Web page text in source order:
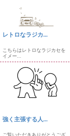
レトロなラジカ...
こちらはレトロなラジカセを
イメー...
強く主張する人...
ご覧いただきありがとうござ